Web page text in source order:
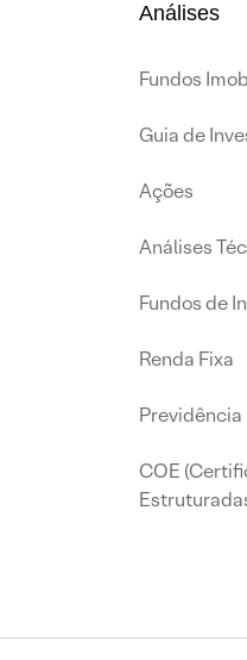
Análises
Fundos
Guia de
Ações
Análises
Fundos de
Renda Fixa
Previdência
COE